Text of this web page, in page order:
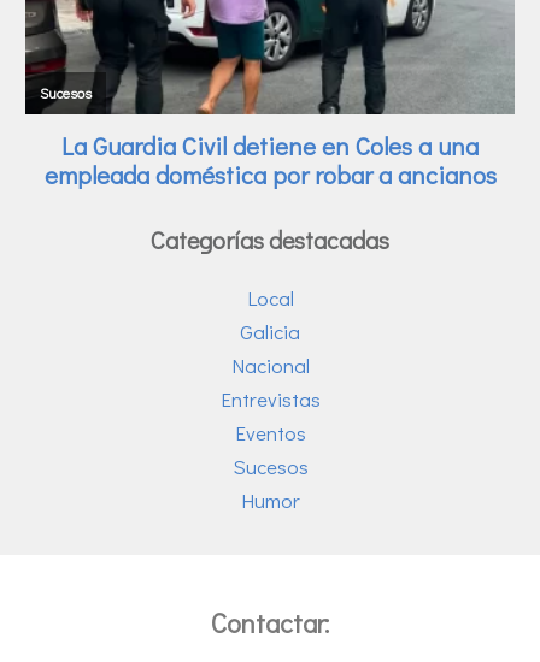
Categorías destacadas
Local
Galicia
Nacional
Entrevistas
Eventos
Sucesos
Humor
Contactar: